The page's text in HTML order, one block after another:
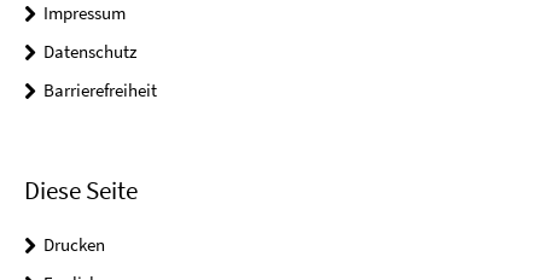
Impressum
Datenschutz
Barrierefreiheit
Diese Seite
Drucken